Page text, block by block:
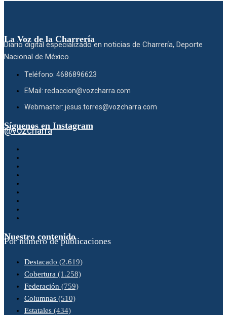
La Voz de la Charrería
Diario digital especializado en noticias de Charrería, Deporte
Nacional de México.
Teléfono: 4686896623
EMail: redaccion@vozcharra.com
Webmaster: jesus.torres@vozcharra.com
Síguenos en Instagram
@vozcharra
Nuestro contenido
Por número de publicaciones
Destacado (2.619)
Cobertura (1.258)
Federación (759)
Columnas (510)
Estatales (434)